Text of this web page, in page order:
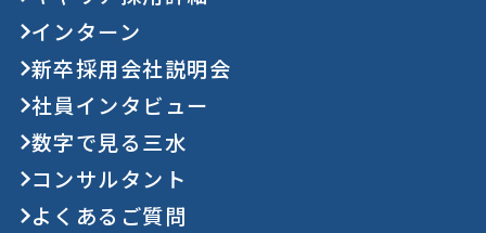
インターン
新卒採用会社説明会
社員インタビュー
数字で見る三水
コンサルタント
よくあるご質問